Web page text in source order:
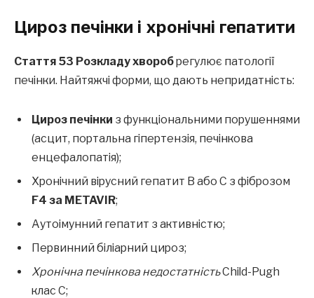
Цироз печінки і хронічні гепатити
Стаття 53 Розкладу хворобрегулює патології
печінки. Найтяжчі форми, що дають непридатність:
Цироз печінки з функціональними порушеннями
(асцит, портальна гіпертензія, печінкова
енцефалопатія);
Хронічний вірусний гепатит B або C з фіброзом
F4 за METAVIR;
Аутоімунний гепатит з активністю;
Первинний біліарний цироз;
Хронічна печінкова недостатністьChild-Pugh
клас C;